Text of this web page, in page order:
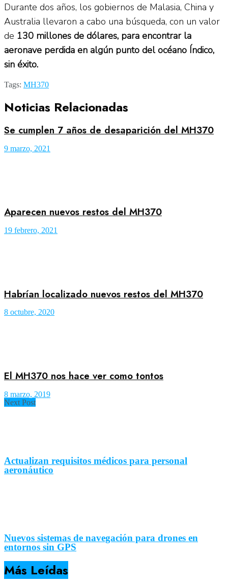
Durante dos años, los gobiernos de Malasia, China y
Australia llevaron a cabo una búsqueda, con un valor
de 130 millones de dólares, para encontrar la
aeronave perdida en algún punto del océano Índico,
sin éxito.
Tags: MH370
Noticias Relacionadas
Se cumplen 7 años de desaparición del MH370
9 marzo, 2021
Aparecen nuevos restos del MH370
19 febrero, 2021
Habrían localizado nuevos restos del MH370
8 octubre, 2020
El MH370 nos hace ver como tontos
8 marzo, 2019
Next Post
Actualizan requisitos médicos para personal
aeronáutico
Nuevos sistemas de navegación para drones en
entornos sin GPS
Más Leídas